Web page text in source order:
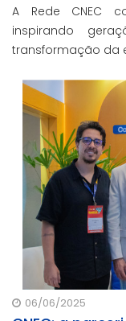
A Rede CNEC
inspirando
transformação da
06/06/2025